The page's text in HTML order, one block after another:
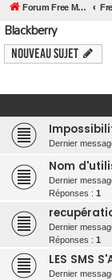
Forum Free Mobile
Blackberry
Nouveau sujet
Dernier
Nom
Dernier
Réponses : 1
Dernier
Réponses : 1
LES SMS
Dernier